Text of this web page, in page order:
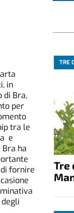
in
di Bra,
per
tra le
e
ha
fornire
TRE
Tre